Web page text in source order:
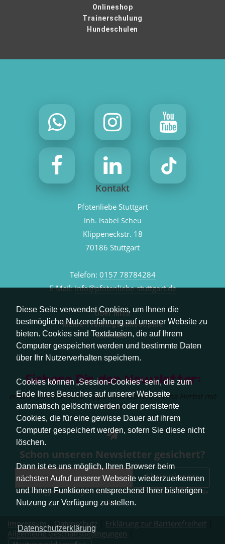
Diese Seite verwendet Cookies, um Ihnen die
bestmögliche Nutzererfahrung auf unserer Website zu
bieten. Cookies sind Textdateien, die auf Ihrem
Computer gespeichert werden und bestimmte Daten
über Ihr Nutzerverhalten speichern.
Cookies können „Session-Cookies“ sein, die zum
Ende Ihres Besuches auf unserer Webseite
automatisch gelöscht werden oder persistente
Cookies, die für eine gewisse Dauer auf ihrem
Computer gespeichert werden, sofern Sie diese nicht
löschen.
Dann ist es uns möglich, Ihren Browser beim
nächsten Aufruf unserer Webseite wiederzuerkennen
und Ihnen Funktionen entsprechend Ihrer bisherigen
Nutzung zur Verfügung zu stellen.
Datenschutzerklärung
Onlineshop
Trainerschulung
Hundeschulen
Kontakt
Pfotenliebe Stuttgart
Inh. Isabel Scheu
Klippeneckstr. 18
70186 Stuttgart
Telefon: 0157 78784284
E-Mail:info@pfotenliebe-stuttgart.de
Über mich
Meine Trainingsphilosophie
Kontakt
Sichere Dir den Newsletter:
erhalte sofort aktuelle Tipps rund um das Thema Herbst mit
Hund.
Schon unseren Newsletter gesichert?
Abonnieren
Abmeldung jederzeit möglich. Weitere Infos zum Datenschutz erhalten Sie
hier.
Impressum| Datenschutz Erklärung zur Barrierefreiheit
Allgemeine Geschäftsbedingungen